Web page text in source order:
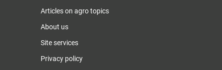
Articles on agro topics
About us
Site services
Privacy policy